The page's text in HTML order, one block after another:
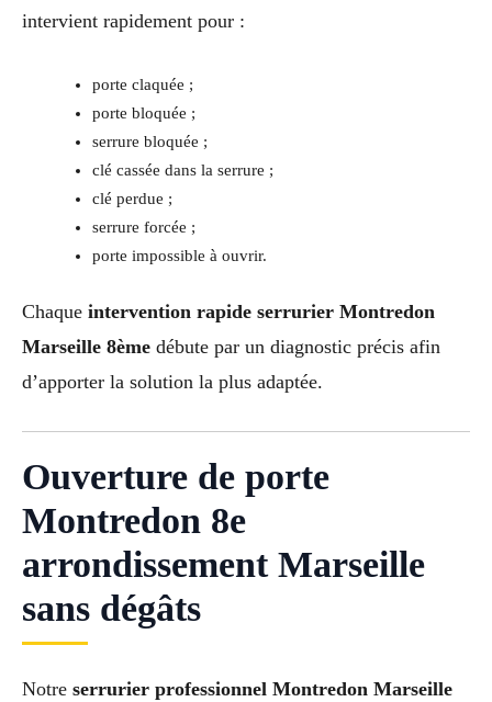
intervient rapidement pour :
porte claquée ;
porte bloquée ;
serrure bloquée ;
clé cassée dans la serrure ;
clé perdue ;
serrure forcée ;
porte impossible à ouvrir.
Chaque intervention rapide serrurier Montredon
Marseille 8ème débute par un diagnostic précis afin
d’apporter la solution la plus adaptée.
Ouverture de porte
Montredon 8e
arrondissement Marseille
sans dégâts
Notre serrurier professionnel Montredon Marseille